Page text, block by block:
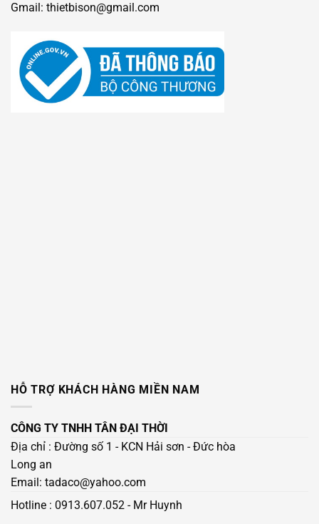
Gmail: thietbison@gmail.com
HỖ TRỢ KHÁCH HÀNG MIỀN NAM
CÔNG TY TNHH TÂN ĐẠI THỜI
Địa chỉ : Đường số 1 - KCN Hải sơn - Đức hòa
Long an
Email: tadaco@yahoo.com
Hotline : 0913.607.052 - Mr Huynh